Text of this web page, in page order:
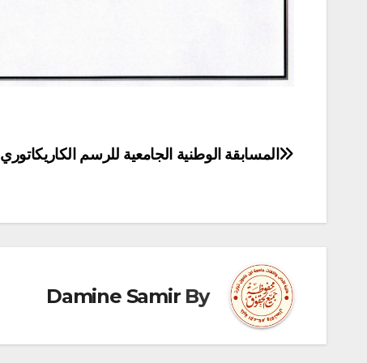
تصفّح
المسابقة الوطنية الجامعية للرسم الكاريكاتوري
By
Damine Samir